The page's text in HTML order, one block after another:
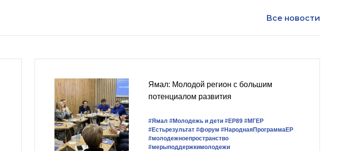
Все новости
Ямал: Молодой регион с большим
потенциалом развития
#Ямал #Молодежь и дети #ЕР89 #‎МГЕР‬
#Естьрезультат #форум #НароднаяПрограммаЕР
#молодежноепространство
#мерыподдержкимолодежи